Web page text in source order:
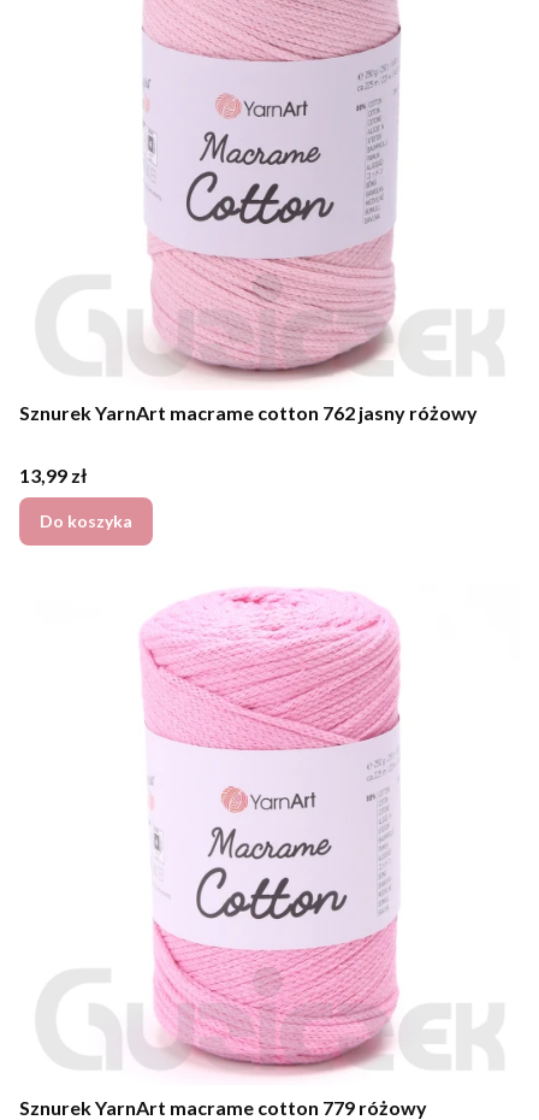
Sznurek YarnArt macrame cotton 762 jasny różowy
Cena
13,99 zł
Do koszyka
Sznurek YarnArt macrame cotton 779 różowy